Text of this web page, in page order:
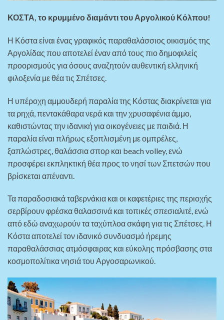
ΚΟΣΤΑ, το κρυμμένο διαμάντι του Αργολικού Κόλπου!
Η Κόστα είναι ένας γραφικός παραθαλάσσιος οικισμός της
Αργολίδας που αποτελεί έναν από τους πιο δημοφιλείς
προορισμούς για όσους αναζητούν αυθεντική ελληνική
φιλοξενία με θέα τις Σπέτσες.
Η υπέροχη αμμουδερή παραλία της Κόστας διακρίνεται για
τα ρηχά, πεντακάθαρα νερά και την χρυσαφένια άμμο,
καθιστώντας την ιδανική για οικογένειες με παιδιά. Η
παραλία είναι πλήρως εξοπλισμένη με ομπρέλες,
ξαπλώστρες, θαλάσσια σπορ και beach volley, ενώ
προσφέρει εκπληκτική θέα προς το νησί των Σπετσών που
βρίσκεται απέναντι.
Τα παραδοσιακά ταβερνάκια και οι καφετέριες της περιοχής
σερβίρουν φρέσκα θαλασσινά και τοπικές σπεσιαλιτέ, ενώ
από εδώ αναχωρούν τα ταχύπλοα σκάφη για τις Σπέτσες. Η
Κόστα αποτελεί τον ιδανικό συνδυασμό ήρεμης
παραθαλάσσιας ατμόσφαιρας και εύκολης πρόσβασης στα
κοσμοπολίτικα νησιά του Αργοσαρωνικού.